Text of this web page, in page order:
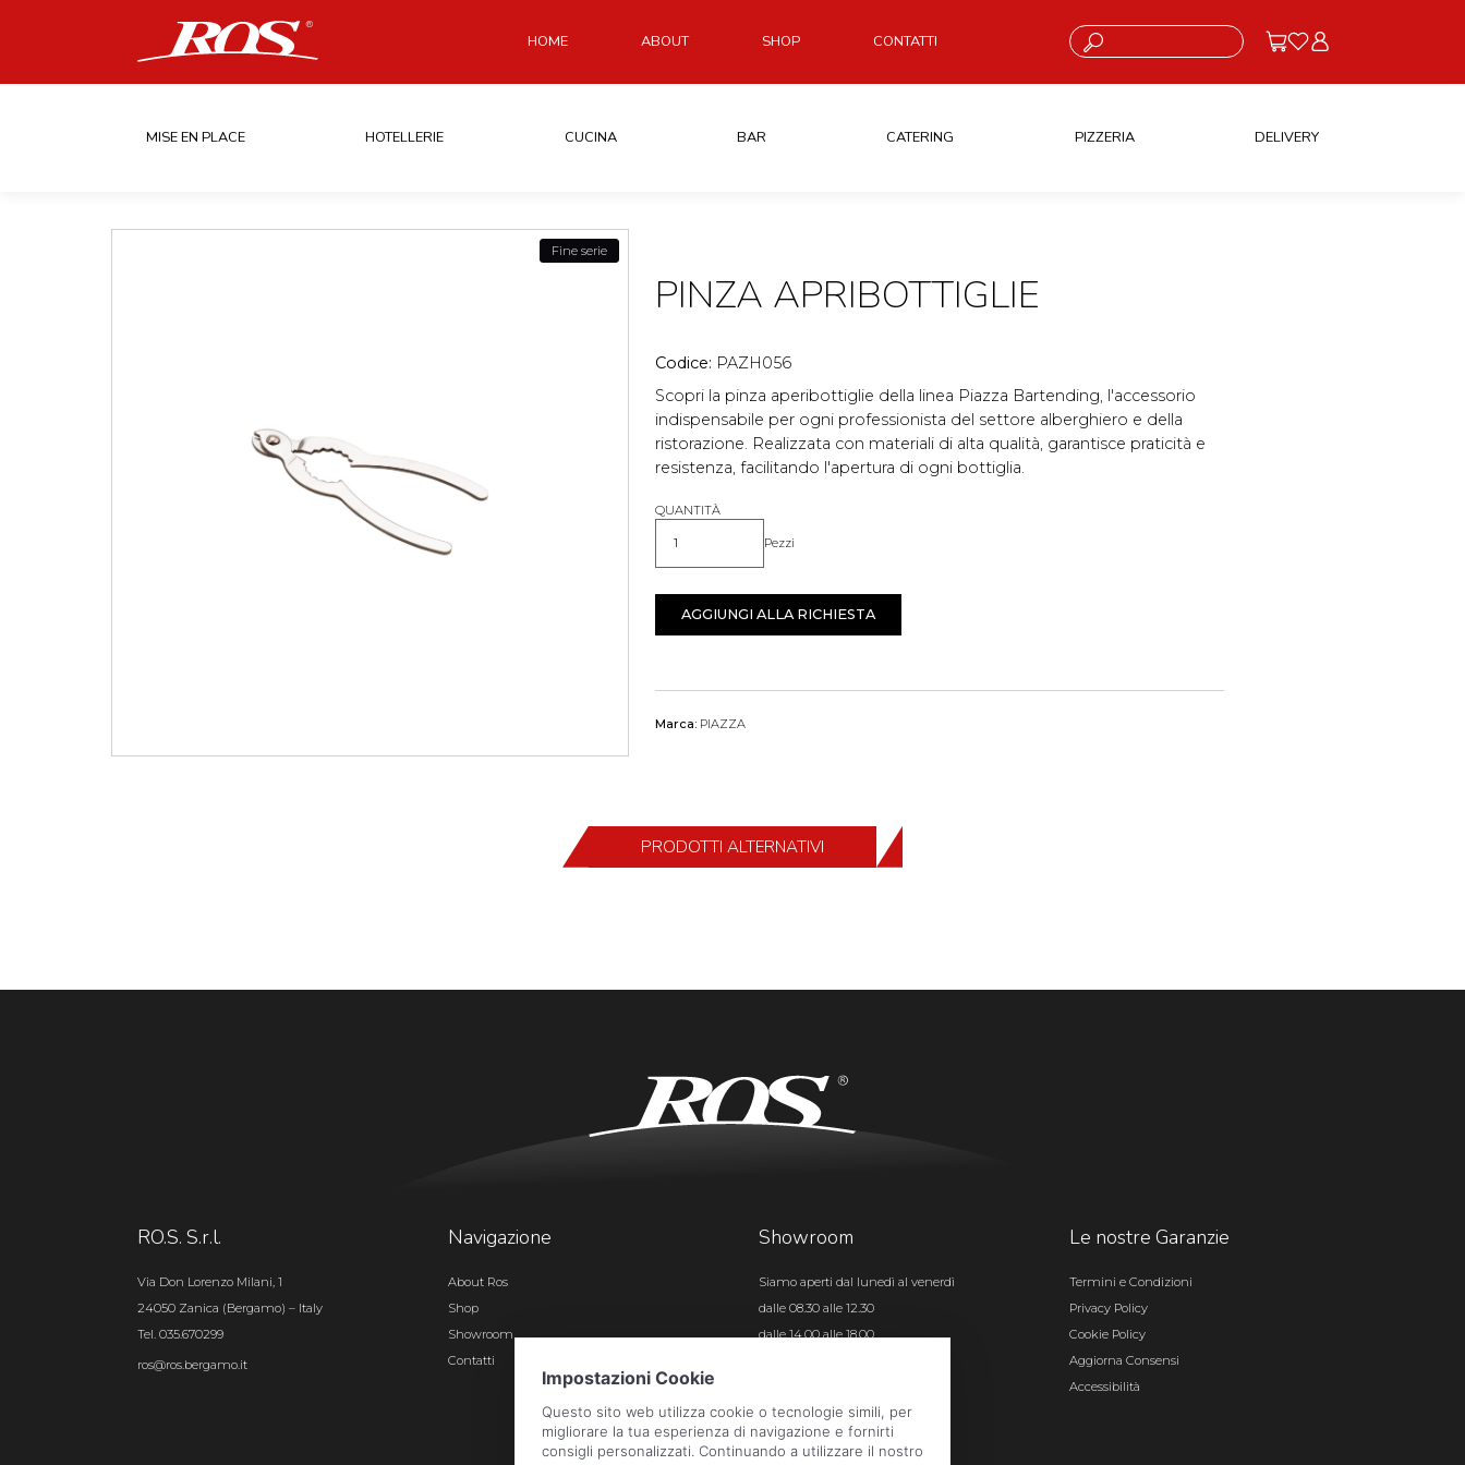
HOME ABOUT SHOP CONTATTI Cosa stai cercando?
MISE EN PLACE HOTELLERIE CUCINA BAR CATERING PIZZERIA DELIVERY
Fine serie
PINZA APRIBOTTIGLIE
Codice: PAZH056
Scopri la pinza aperibottiglie della linea Piazza Bartending, l'accessorio
indispensabile per ogni professionista del settore alberghiero e della
ristorazione. Realizzata con materiali di alta qualità, garantisce praticità e
resistenza, facilitando l'apertura di ogni bottiglia.
QUANTITÀ
Quantità Pezzi
AGGIUNGI ALLA RICHIESTA
Marca: PIAZZA
PRODOTTI ALTERNATIVI
RO.S. S.r.l.
Via Don Lorenzo Milani, 1
24050 Zanica (Bergamo) – Italy
Tel. 035.670299
ros@ros.bergamo.it
Navigazione
About Ros
Shop
Showroom
Contatti
Showroom
Siamo aperti dal lunedì al venerdì
dalle 08.30 alle 12.30
dalle 14.00 alle 18.00
Le nostre Garanzie
Termini e Condizioni
Privacy Policy
Cookie Policy
Aggiorna Consensi
Accessibilità